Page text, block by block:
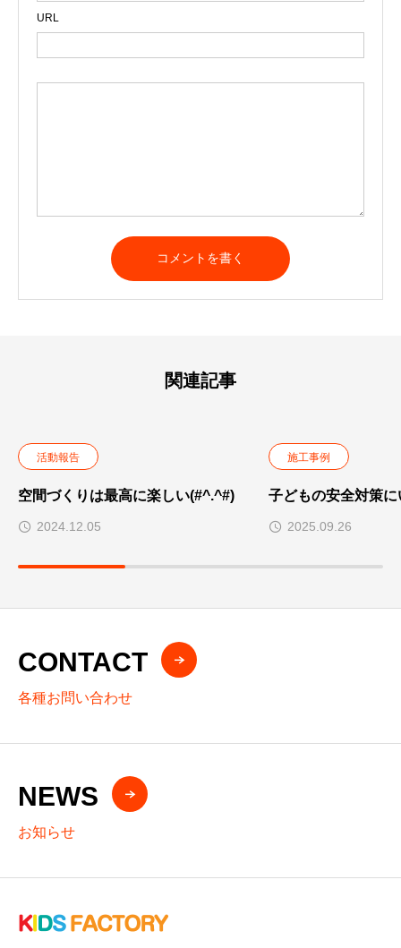
URL
関連記事
活動報告
空間づくりは最高に楽しい(#^.^#)
2024.12.05
施工事例
子どもの安全対策
2025.09.26
CONTACT
各種お問い合わせ
NEWS
お知らせ